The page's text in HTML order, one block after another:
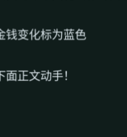
面正文动手！